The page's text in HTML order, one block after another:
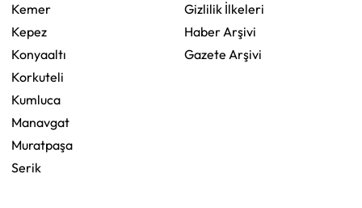
Kemer
Kepez
Konyaaltı
Korkuteli
Kumluca
Manavgat
Muratpaşa
Serik
Gizlilik İlkeleri
Haber Arşivi
Gazete Arşivi